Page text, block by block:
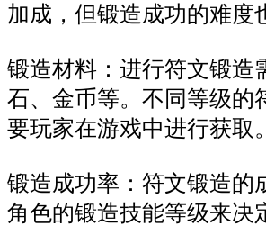
加成，但锻造成功的难度
锻造材料：进行符文锻造
石、金币等。不同等级的
要玩家在游戏中进行获取。
锻造成功率：符文锻造的
角色的锻造技能等级来决